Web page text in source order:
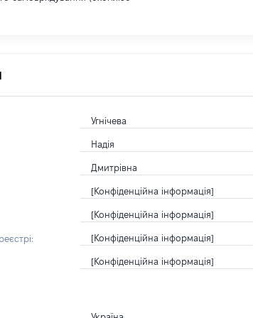
Угнічева
Надія
Дмитрівна
[Конфіденційна інформація]
[Конфіденційна інформація]
[Конфіденційна інформація]
[Конфіденційна інформація]